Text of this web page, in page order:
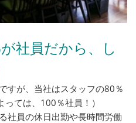
社員だから、し
すが、当社はスタッフの80％
ては、100％社員！）
社員の休日出勤や長時間労働